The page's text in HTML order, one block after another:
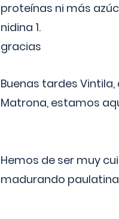
proteínas ni más
nidina 1.
gracias
Buenas tardes
Matrona, estamos
Hemos de ser muy
madurando